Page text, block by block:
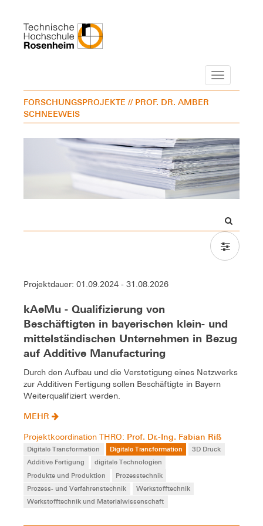
Navigation
FORSCHUNGSPROJEKTE // PROF. DR. AMBER
SCHNEEWEIS
Projektdauer: 01.09.2024 - 31.08.2026
kAeMu - Qualifizierung von
Beschäftigten in bayerischen klein- und
mittelständischen Unternehmen in Bezug
auf Additive Manufacturing
Durch den Aufbau und die Verstetigung eines Netzwerks
zur Additiven Fertigung sollen Beschäftigte in Bayern
Weiterqualifiziert werden.
MEHR
Projektkoordination THRO: Prof. Dr.-Ing. Fabian Riß
Digitale Transformation Digitale Transformation
3D Druck
Additive Fertigung
digitale Technologien
Produkte und Produktion
Prozesstechnik
Prozess- und Verfahrenstechnik
Werkstofftechnik
Werkstofftechnik und Materialwissenschaft